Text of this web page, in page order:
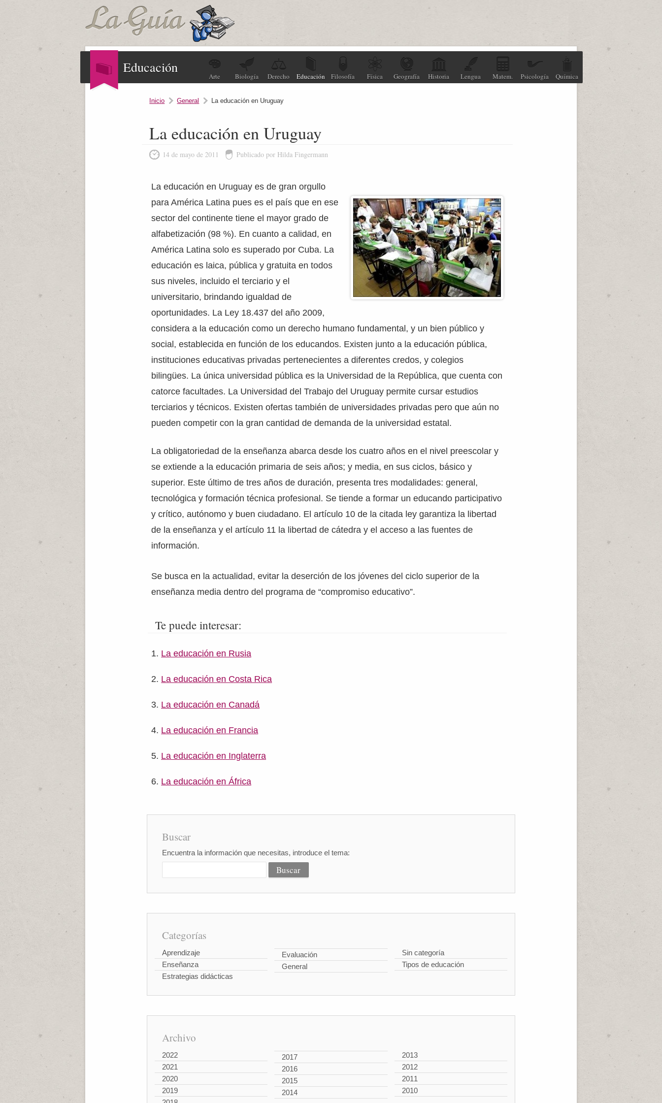
Educación
Arte Biología Derecho Educación Filosofía Física Geografía Historia Lengua Matem. Psicología Química
Inicio General La educación en Uruguay
La educación en Uruguay
14 de mayo de 2011 Publicado por Hilda Fingermann
La educación en Uruguay es de gran orgullo
para América Latina pues es el país que en ese
sector del continente tiene el mayor grado de
alfabetización (98 %). En cuanto a calidad, en
América Latina solo es superado por Cuba. La
educación es laica, pública y gratuita en todos
sus niveles, incluido el terciario y el
universitario, brindando igualdad de
oportunidades. La Ley 18.437 del año 2009,
considera a la educación como un derecho humano fundamental, y un bien público y
social, establecida en función de los educandos. Existen junto a la educación pública,
instituciones educativas privadas pertenecientes a diferentes credos, y colegios
bilingües. La única universidad pública es la Universidad de la República, que cuenta con
catorce facultades. La Universidad del Trabajo del Uruguay permite cursar estudios
terciarios y técnicos. Existen ofertas también de universidades privadas pero que aún no
pueden competir con la gran cantidad de demanda de la universidad estatal.
La obligatoriedad de la enseñanza abarca desde los cuatro años en el nivel preescolar y
se extiende a la educación primaria de seis años; y media, en sus ciclos, básico y
superior. Este último de tres años de duración, presenta tres modalidades: general,
tecnológica y formación técnica profesional. Se tiende a formar un educando participativo
y crítico, autónomo y buen ciudadano. El artículo 10 de la citada ley garantiza la libertad
de la enseñanza y el artículo 11 la libertad de cátedra y el acceso a las fuentes de
información.
Se busca en la actualidad, evitar la deserción de los jóvenes del ciclo superior de la
enseñanza media dentro del programa de “compromiso educativo”.
Te puede interesar:
La educación en Rusia
La educación en Costa Rica
La educación en Canadá
La educación en Francia
La educación en Inglaterra
La educación en África
Buscar
Encuentra la información que necesitas, introduce el tema:
Categorías
Aprendizaje
Enseñanza
Estrategias didácticas
Evaluación
General
Sin categoría
Tipos de educación
Archivo
2022
2021
2020
2019
2017
2016
2015
2014
2013
2012
2011
2010